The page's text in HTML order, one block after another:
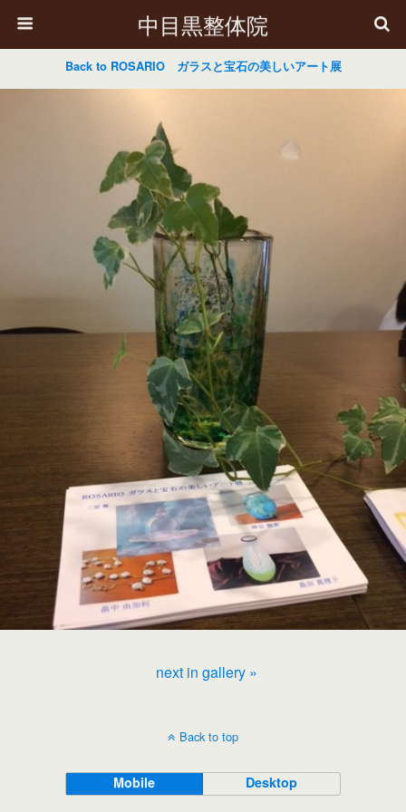
中目黒整体院
Back to ROSARIO ガラスと宝石の美しいアート展
next in gallery »
Back to top
Mobile Desktop